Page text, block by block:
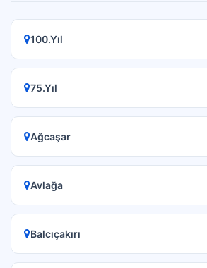
100.Yıl
75.Yıl
Ağcaşar
Avlağa
Balcıçakırı